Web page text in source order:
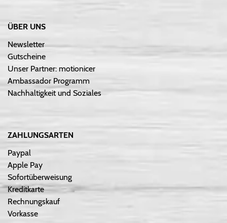
ÜBER UNS
Newsletter
Gutscheine
Unser Partner: motionicer
Ambassador Programm
Nachhaltigkeit und Soziales
ZAHLUNGSARTEN
Paypal
Apple Pay
Sofortüberweisung
Kreditkarte
Rechnungskauf
Vorkasse